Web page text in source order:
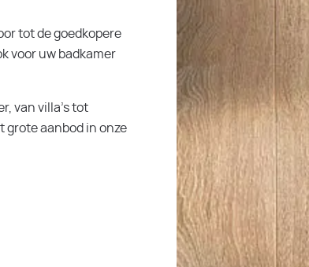
tot de goedkopere
voor uw badkamer
van villa’s tot
grote aanbod in onze